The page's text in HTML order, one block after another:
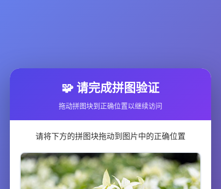
🧩 请完成拼图验证
拖动拼图块到正确位置以继续访问
请将下方的拼图块拖动到图片中的正确位置